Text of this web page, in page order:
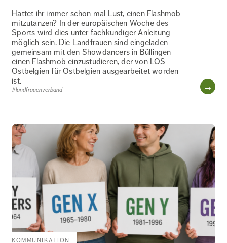
Hattet ihr immer schon mal Lust, einen Flashmob
mitzutanzen? In der europäischen Woche des
Sports wird dies unter fachkundiger Anleitung
möglich sein. Die Landfrauen sind eingeladen
gemeinsam mit den Showdancers in Büllingen
einen Flashmob einzustudieren, der von LOS
Ostbelgien für Ostbelgien ausgearbeitet worden
ist.
#landfrauenverband
KOMMUNIKATION